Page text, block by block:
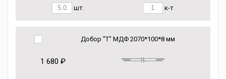
шт. к-т
Добор "Т" МДФ 2070*100*8 мм
1 680 ₽